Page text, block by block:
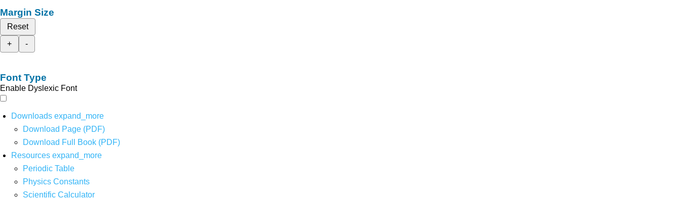
Margin Size
Reset
+
-
Font Type
Enable Dyslexic Font
Downloads expand_more
Download Page (PDF)
Download Full Book (PDF)
Resources expand_more
Periodic Table
Physics Constants
Scientific Calculator